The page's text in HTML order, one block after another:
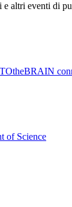
altri eventi di
of Science